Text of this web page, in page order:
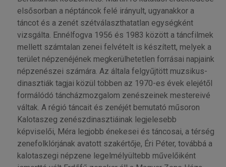
elsősorban a néptáncok felé irányult, ugyanakkor a
táncot és a zenét szétválaszthatatlan egységként
vizsgálta. Ennélfogva 1956 és 1983 között a táncfilmek
mellett számtalan zenei felvételt is készített, melyek a
terület népzenéjének megkerülhetetlen forrásai napjaink
népzenészei számára. Az általa felgyűjtött muzsikus-
dinasztiák tagjai közül többen az 1970-es évek elejétől
formálódó táncházmozgalom zenészeinek mestereivé
váltak. A régió táncait és zenéjét bemutató műsoron
Kalotaszeg zenészdinasztiáinak legjelesebb
képviselői, Méra legjobb énekesei és táncosai, a térség
zenefolklórjának avatott szakértője, Éri Péter, továbbá a
kalotaszegi népzene legelmélyültebb művelőiként